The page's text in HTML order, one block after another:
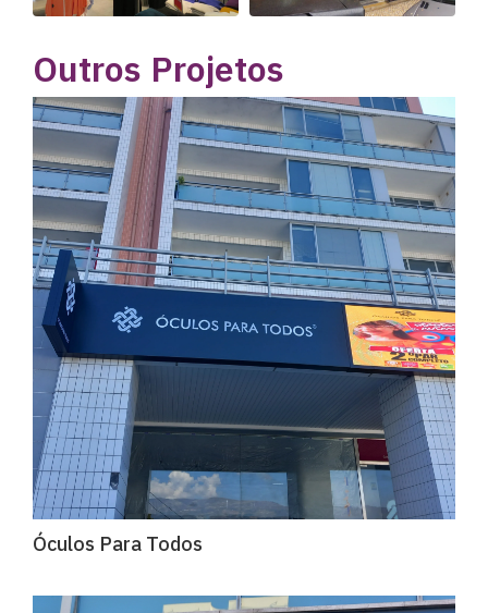
Outros Projetos
Óculos Para Todos